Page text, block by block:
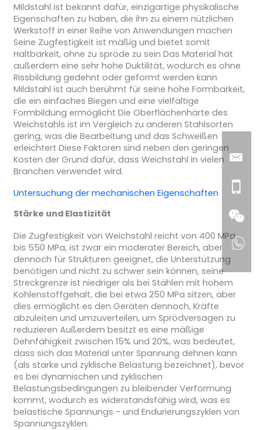
Mildstahl ist bekannt dafür, einzigartige physikalische
Eigenschaften zu haben, die ihn zu einem nützlichen
Werkstoff in einer Reihe von Anwendungen machen
Seine Zugfestigkeit ist mäßig und bietet somit
Haltbarkeit, ohne zu spröde zu sein Das Material hat
außerdem eine sehr hohe Duktilität, wodurch es ohne
Rissbildung gedehnt oder geformt werden kann
Mildstahl ist auch berühmt für seine hohe Formbarkeit,
die ein einfaches Biegen und eine vielfältige
Formbildung ermöglicht Die Oberflächenhärte des
Weichstahls ist im Vergleich zu anderen Stahlsorten
gering, was die Bearbeitung und das Schweißen
erleichtert Diese Faktoren sind neben den geringen
Kosten der Grund dafür, dass Weichstahl in vielen
Branchen verwendet wird.
Untersuchung der mechanischen Eigenschaften
Stärke und Elastizität
Die Zugfestigkeit von Weichstahl reicht von 400 MPa
bis 550 MPa, ist zwar ein moderater Bereich, aber
dennoch für Strukturen geeignet, die Unterstützung
benötigen und nicht zu schwer sein können, seine
Streckgrenze ist niedriger als bei Stählen mit hohem
Kohlenstoffgehalt, die bei etwa 250 MPa sitzen, aber
dies ermöglicht es den Geräten dennoch, Kräfte
abzuleiten und umzuverteilen, um Sprödversagen zu
reduzieren Außerdem besitzt es eine mäßige
Dehnfähigkeit zwischen 15% und 20%, was bedeutet,
dass sich das Material unter Spannung dehnen kann
(als starke und zyklische Belastung bezeichnet), bevor
es bei dynamischen und zyklischen
Belastungsbedingungen zu bleibender Verformung
kommt, wodurch es widerstandsfähig wird, was es
belastische Spannungs - und Endurierungszyklen von
Spannungszyklen.